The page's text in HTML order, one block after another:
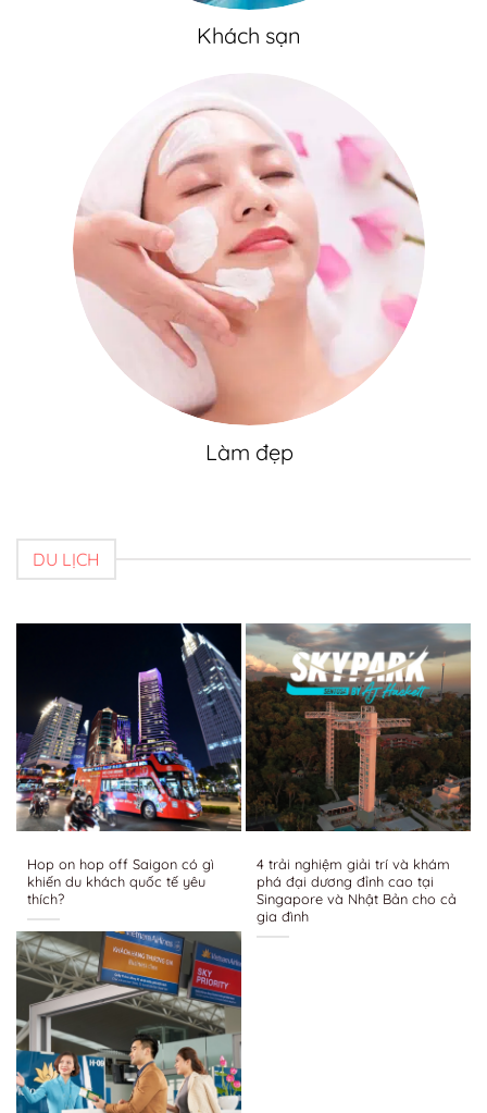
Khách sạn
Làm đẹp
DU LỊCH
Hop on hop off Saigon có gì
khiến du khách quốc tế yêu
thích?
4 trải nghiệm giải trí và khám
phá đại dương đỉnh cao tại
Singapore và Nhật Bản cho cả
gia đình